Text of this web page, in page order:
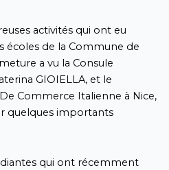
activités qui ont eu
écoles de la Commune de
a vu la Consule
GIOIELLA, et le
Commerce Italienne à Nice,
quelques importants
qui ont récemment